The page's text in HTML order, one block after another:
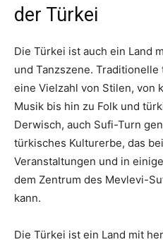
der Türkei
Die Türkei ist auch ein Land
und Tanzszene.
eine Vielzahl von Stilen, von
Musik bis hin zu Folk und
Derwisch, auch Sufi-Turn
türkisches Kulturerbe, das
Veranstaltungen und in
dem Zentrum des Mevlevi-
kann.
Die Türkei ist ein Land mit